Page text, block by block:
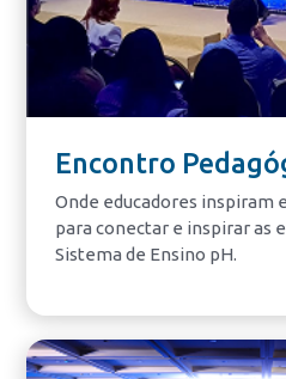
Encontro
Onde educadores inspiram
para conectar e inspirar as
Sistema de Ensino pH.